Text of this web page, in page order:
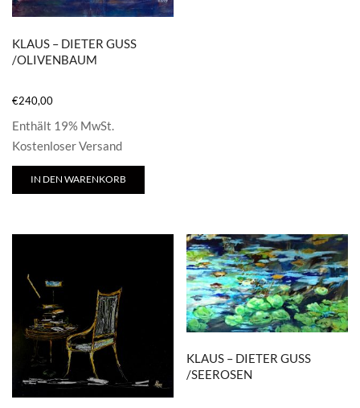
KLAUS – DIETER GUSS
/OLIVENBAUM
€240,00
Enthält 19% MwSt.
Kostenloser Versand
IN DEN WARENKORB
KLAUS – DIETER GUSS
/SEEROSEN